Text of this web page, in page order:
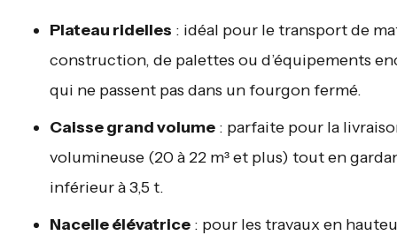
Plateau ridelles : idéal pour le transport de
construction, de palettes ou d’équipements
qui ne passent pas dans un fourgon fermé.
Caisse grand volume : parfaite pour la
volumineuse (20 à 22 m³ et plus) tout en
inférieur à 3,5 t.
Nacelle élévatrice : pour les travaux en